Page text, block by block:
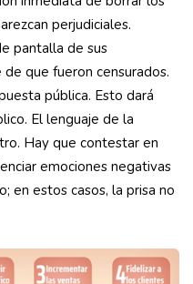
perjudiciales.
pantalla de sus
que fueron censurados.
pública. Esto dará
El lenguaje de la
Hay que contestar en
emociones negativas
en estos casos, la prisa no